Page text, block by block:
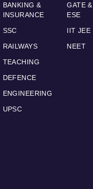
BANKING &
INSURANCE
SSC
RAILWAYS
TEACHING
DEFENCE
ENGINEERING
UPSC
GATE &
ESE
IIT JEE
NEET